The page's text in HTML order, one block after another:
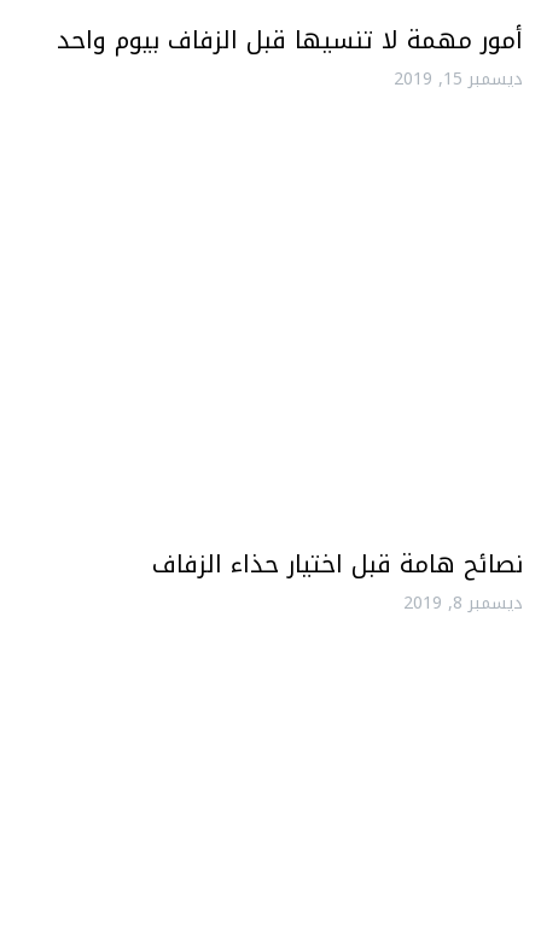
أمور مهمة لا تنسيها قبل الزفاف بيوم واحد
ديسمبر 15, 2019
نصائح هامة قبل اختيار حذاء الزفاف
ديسمبر 8, 2019